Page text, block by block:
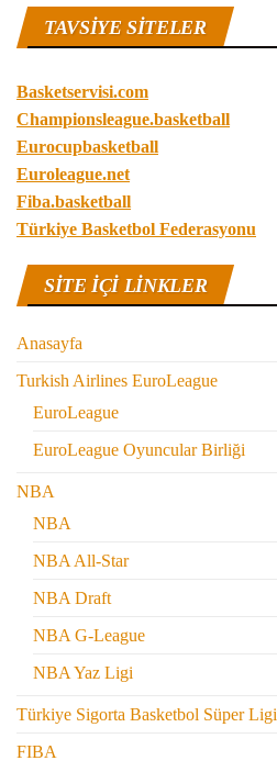
TAVSIYE SITELER
Basketservisi.com
Championsleague.basketball
Eurocupbasketball
Euroleague.net
Fiba.basketball
Türkiye Basketbol Federasyonu
SITE IÇI LINKLER
Anasayfa
Turkish Airlines EuroLeague
EuroLeague
EuroLeague Oyuncular Birliği
NBA
NBA
NBA All-Star
NBA Draft
NBA G-League
NBA Yaz Ligi
Türkiye Sigorta Basketbol Süper Ligi
FIBA